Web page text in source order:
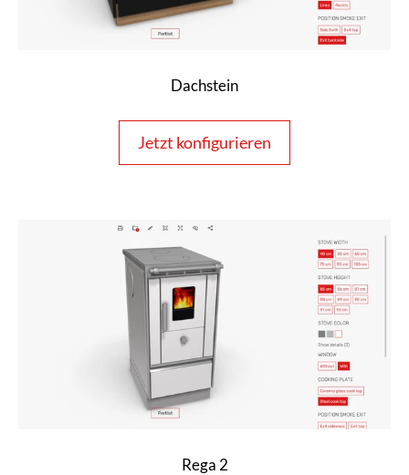
Dachstein
Jetzt konfigurieren
Rega 2